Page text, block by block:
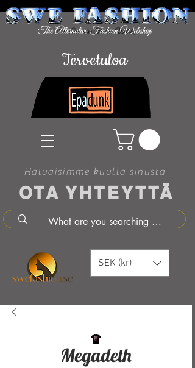
OTA YHTEYTTÄ
Haluaisimme kuulla sinusta
Tervetuloa
SEK (kr)
Megadeth